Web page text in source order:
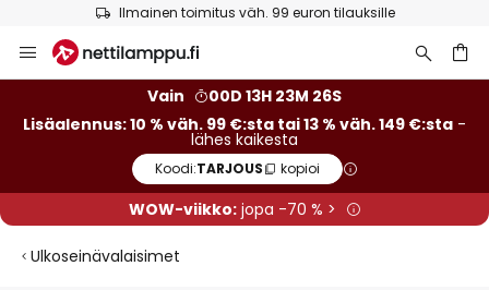
Ilmainen toimitus väh. 99 euron tilauksille
to
Vain
00D 13H 23M 25S
Lisäalennus: 10 % väh. 99 €:sta tai 13 % väh. 149 €:sta -
lähes kaikesta
Koodi:TARJOUS kopioi
WOW-viikko:jopa -70 % >
Ulkoseinävalaisimet